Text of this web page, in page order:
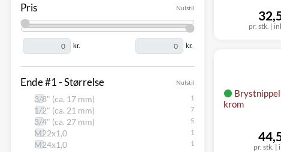
Nulstil
Pris
kr. kr.
Nulstil
Ende #1 - Størrelse
3/8" (ca. 17 mm)
1/2" (ca. 21 mm)
3/4" (ca. 27 mm)
M22x1,0
M24x1,0
pr. stk. |
krom
pr. stk. |